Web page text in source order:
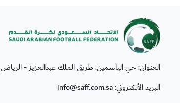
العنوان: حي الياسمين، طريق الملك عبدالعزيز - الرياض
البريد الألكتروني: info@saff.com.sa